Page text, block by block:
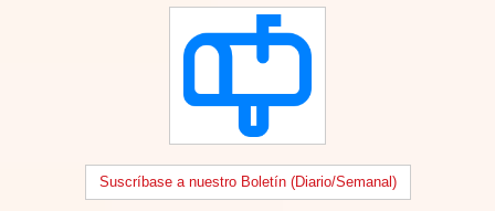
Suscríbase a nuestro Boletín (Diario/Semanal)